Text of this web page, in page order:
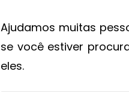
Ajudamos muitas
se você estiver
eles.